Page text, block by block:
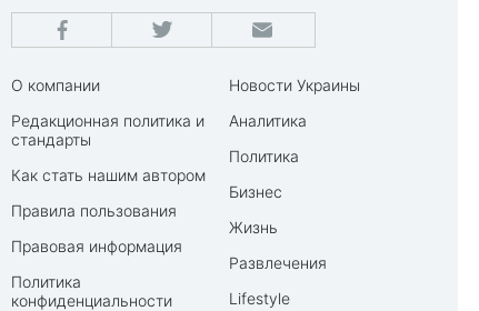
О компании
Редакционная политика и
стандарты
Как стать нашим автором
Правила пользования
Правовая информация
Политика
конфиденциальности
Новости Украины
Аналитика
Политика
Бизнес
Жизнь
Развлечения
Lifestyle